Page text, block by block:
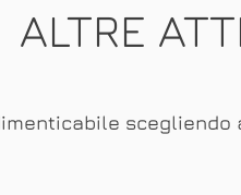
ALTRE